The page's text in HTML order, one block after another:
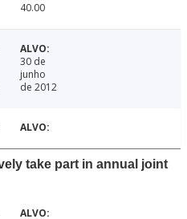
40.00
30 de
junho
de 2012
take part in annual joint